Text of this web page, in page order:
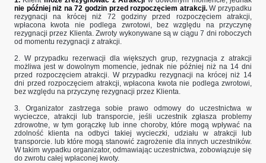
nie później niż na 72 godzin przed rozpoczęciem atrakcji.W przypadku
rezygnacji na krócej niż 72 godziny przed rozpoczęciem atrakcji,
wpłacona kwota nie podlega zwrotowi, bez względu na przyczynę
rezygnacji przez Klienta. Zwroty wykonywane są w ciągu 7 dni roboczych
od momentu rezygnacji z atrakcji.
2. W przypadku rezerwacji dla większych grup, rezygnacja z atrakcji
możliwa jest w dowolnym momencie, jednak nie później niż na 14 dni
przed rozpoczęciem atrakcji. W przypadku rezygnacji na krócej niż 14
dni przed rozpoczęciem atrakcji, wpłacona kwota nie podlega zwrotowi,
bez względu na przyczynę rezygnacji przez Klienta.
3. Organizator zastrzega sobie prawo odmowy do uczestnictwa w
wycieczce, atrakcji lub transporcie, jeśli uczestnik zgłasza problemy
zdrowotne, w tym gorączkę lub inne choroby, które mogą wpływać na
zdolność klienta na odbyci takiej wycieczki, udziału w atrakcji lub
transporcie. lub które mogą stanowić zagrożenie dla innych uczestników.
W takim wypadku organizator, odmawiając uczestnictwa, zobowiązuje się
do zwrotu całej wpłaconej kwoty.